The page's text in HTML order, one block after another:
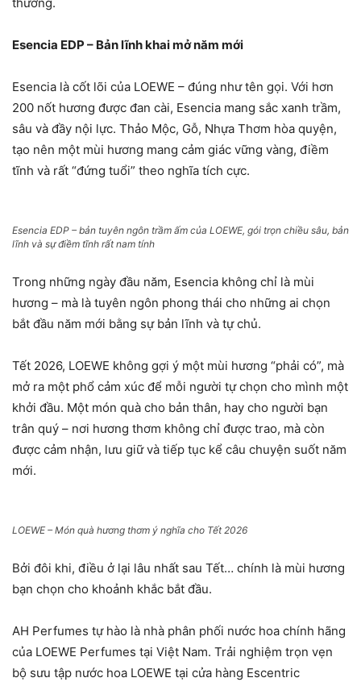
Esencia EDP – Bản lĩnh khai mở năm mới
Esencia là cốt lõi của LOEWE – đúng như tên gọi. Với hơn
200 nốt hương được đan cài, Esencia mang sắc xanh trầm,
sâu và đầy nội lực. Thảo Mộc, Gỗ, Nhựa Thơm hòa quyện,
tạo nên một mùi hương mang cảm giác vững vàng, điềm
tĩnh và rất “đứng tuổi” theo nghĩa tích cực.
Esencia EDP – bản tuyên ngôn trầm ấm của LOEWE, gói trọn chiều sâu, bản
lĩnh và sự điềm tĩnh rất nam tính
Trong những ngày đầu năm, Esencia không chỉ là mùi
hương – mà là tuyên ngôn phong thái cho những ai chọn
bắt đầu năm mới bằng sự bản lĩnh và tự chủ.
Tết 2026, LOEWE không gợi ý một mùi hương “phải có”, mà
mở ra một phổ cảm xúc để mỗi người tự chọn cho mình một
khởi đầu. Một món quà cho bản thân, hay cho người bạn
trân quý – nơi hương thơm không chỉ được trao, mà còn
được cảm nhận, lưu giữ và tiếp tục kể câu chuyện suốt năm
mới.
LOEWE – Món quà hương thơm ý nghĩa cho Tết 2026
Bởi đôi khi, điều ở lại lâu nhất sau Tết… chính là mùi hương
bạn chọn cho khoảnh khắc bắt đầu.
AH Perfumes tự hào là nhà phân phối nước hoa chính hãng
của LOEWE Perfumes tại Việt Nam. Trải nghiệm trọn vẹn
bộ sưu tập nước hoa LOEWE tại cửa hàng Escentric